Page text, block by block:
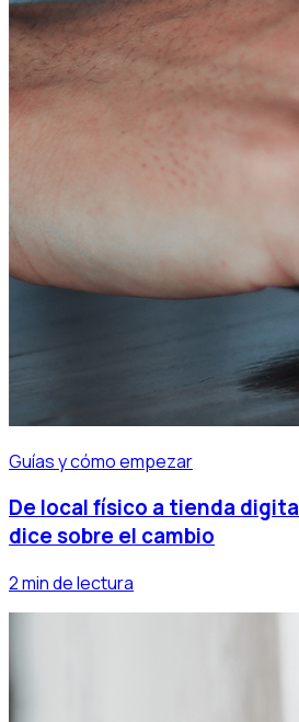
Guías y cómo empezar
De local físico a tienda
dice sobre el cambio
2 min de lectura